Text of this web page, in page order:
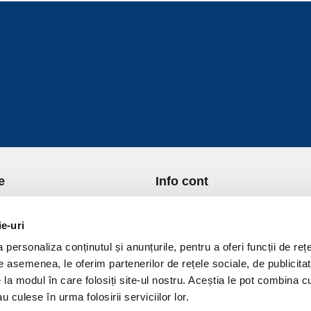
uri
personaliza conținutul și anunțurile, pentru a oferi funcții de
asemenea, le oferim partenerilor de rețele sociale, de
modul în care folosiți site-ul nostru. Aceștia le pot combina
culese în urma folosirii serviciilor lor.
si Plata
de Returnare
de confidentialitate
Cookies
si conditii
Info cont
Lista Favorite
GDPR - Protectia datelor
Contact